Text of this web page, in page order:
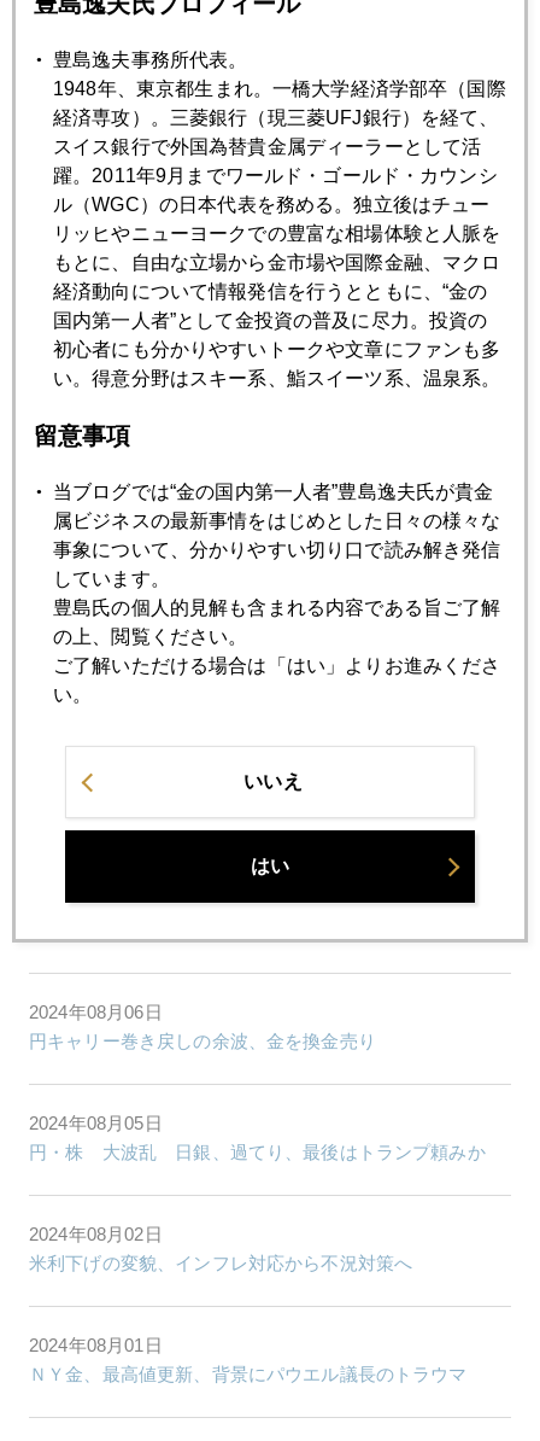
なお、ＮＹ金価格は史上最高値を更新したが、円建て金価格
2024年
1月 2月 3月 4月 5月 6月
7月 8月 9月 10月 11月 12月
2024年08月29日
読者からの質問
「敵は本能寺」パウエル議長の本音とは
2024年08月22日
近況
2024年08月09日
巨大地震注意、ＮＩＳＡ組の対応は？円回避の動きは？
2024年08月08日
歴史に残る相場大変動、ＶＩＸで儲け高笑いも
2024年08月07日
2024年08月06日
円キャリー巻き戻しの余波、金を換金売り
2024年08月05日
円・株 大波乱 日銀、過てり、最後はトランプ頼みか
2024年08月02日
米利下げの変貌、インフレ対応から不況対策へ
2024年08月01日
ＮＹ金、最高値更新、背景にパウエル議長のトラウマ
豊島逸夫事務所代表。
1948年、東京都生まれ。一橋大学経済学部卒（国際
経済専攻）。三菱銀行（現三菱UFJ銀行）を経て、
スイス銀行で外国為替貴金属ディーラーとして活
躍。2011年9月までワールド・ゴールド・カウンシ
ル（WGC）の日本代表を務める。独立後はチュー
リッヒやニューヨークでの豊富な相場体験と人脈を
もとに、自由な立場から金市場や国際金融、マクロ
経済動向について情報発信を行うとともに、“金の
国内第一人者”として金投資の普及に尽力。投資の
初心者にも分かりやすいトークや文章にファンも多
い。得意分野はスキー系、鮨スイーツ系、温泉系。
留意事項
当ブログでは“金の国内第一人者”豊島逸夫氏が貴金
属ビジネスの最新事情をはじめとした日々の様々な
事象について、分かりやすい切り口で読み解き発信
しています。
豊島氏の個人的見解も含まれる内容である旨ご了解
の上、閲覧ください。
ご了解いただける場合は「はい」よりお進みくださ
い。
いいえ
はい